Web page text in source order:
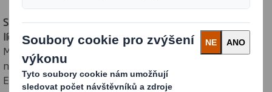
Spojením s International Paper jsme se stali světovým
lídrem v oblasti udržitelných obalů.Naše hlavní sídla jsou v
Memphisu (USA) a v Londýně (Anglie). Zaměstnáváme více
než 65 000 lidí a máme výrobní závody v Severní Americe,
Evropě, na Středním východě a v Africe. Společně s našimi